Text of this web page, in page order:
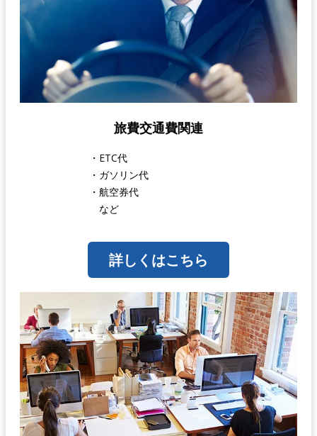
旅費交通費関連
・ETC代
・ガソリン代
・航空券代
など
詳しくはこちら